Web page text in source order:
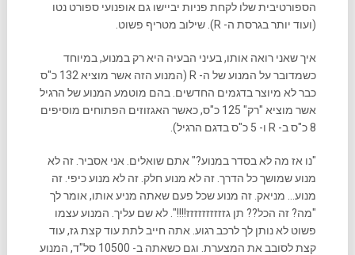
הספורטיבית שלו לקחת פניות יביישו גם אופנועי ספורט נטו
(ועוד יותר בגרסת ה- R). שילוב מטריף פשוט.
איך שאני רואה אותו, בעיני הבעיה היא רק במנוע, במיוחד
כשמדובר על המנוע של ה- R (המנוע הזה אשר מוציא 132 כ"ס
כבר לא מיוצר בדגמים החדשים. בהם מוטמע המנוע של הרגיל
אשר מוציא "רק" 125 כ"ס, כאשר האגזוזים הפתוחים מוסיפים
8 כ"ס ב- R ו- 5 כ"ס בדגם הרגיל).
"נו אז מה לא בסדר במנוע?" אתם שואלים. אני אסביר. זה לא
מנוע שמושך כל הדרך. זה לא מנוע חלק. זה לא מנוע כיפי. זה
מנוע… מניאק. זה מנוע שכל פעם שאתה מניע אותו, אומר לך
"מה? זה הכל?? תן גזזזזזזזזזז!!!!". לא שם עליך. המנוע עצמו
פשוט לא נותן לך לרכב רגוע. אתה חייב לתת עוד קצת גז, עוד
קצת לסובב את המצערת. וגם כשאתה ב- 10500 סל"ד, המנוע